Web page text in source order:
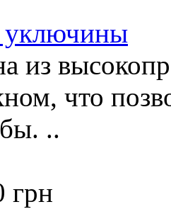
уключины
из
что
..
грн